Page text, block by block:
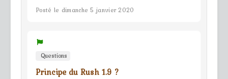
Posté le dimanche 5 janvier 2020
Questions
Principe du Rush 1.9 ?